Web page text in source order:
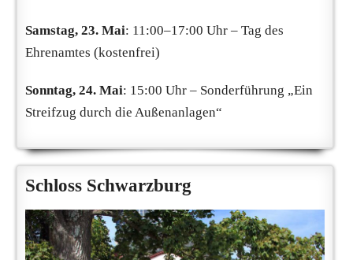
Samstag, 23. Mai: 11:00–17:00 Uhr – Tag des
Ehrenamtes (kostenfrei)
Sonntag, 24. Mai: 15:00 Uhr – Sonderführung „Ein
Streifzug durch die Außenanlagen“
Schloss Schwarzburg